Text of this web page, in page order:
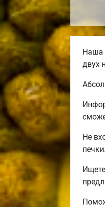
Наша
двух
Не
печки.